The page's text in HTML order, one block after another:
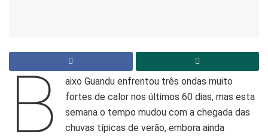
B
aixo Guandu enfrentou três ondas muito
fortes de calor nos últimos 60 dias, mas esta
semana o tempo mudou com a chegada das
chuvas típicas de verão, embora ainda